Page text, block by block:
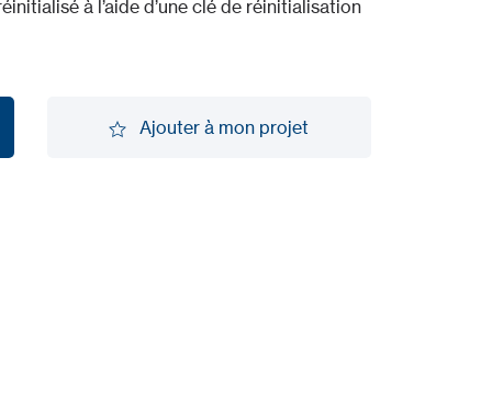
à l’aide d’une clé de réinitialisation
Ajouter à mon projet